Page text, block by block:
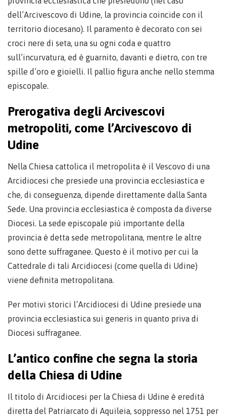
dell’Arcivescovo di Udine, la provincia coincide con il
territorio diocesano). Il paramento è decorato con sei
croci nere di seta, una su ogni coda e quattro
sull’incurvatura, ed è guarnito, davanti e dietro, con tre
spille d’oro e gioielli. Il pallio figura anche nello stemma
episcopale.
Prerogativa degli Arcivescovi
metropoliti, come l’Arcivescovo di
Udine
Nella Chiesa cattolica il metropolita è il Vescovo di una
Arcidiocesi che presiede una provincia ecclesiastica e
che, di conseguenza, dipende direttamente dalla Santa
Sede. Una provincia ecclesiastica è composta da diverse
Diocesi. La sede episcopale più importante della
provincia è detta sede metropolitana, mentre le altre
sono dette suffraganee. Questo è il motivo per cui la
Cattedrale di tali Arcidiocesi (come quella di Udine)
viene definita metropolitana.
Per motivi storici l’Arcidiocesi di Udine presiede una
provincia ecclesiastica sui generis in quanto priva di
Diocesi suffraganee.
L’antico confine che segna la storia
della Chiesa di Udine
Il titolo di Arcidiocesi per la Chiesa di Udine è eredità
diretta del Patriarcato di Aquileia, soppresso nel 1751 per